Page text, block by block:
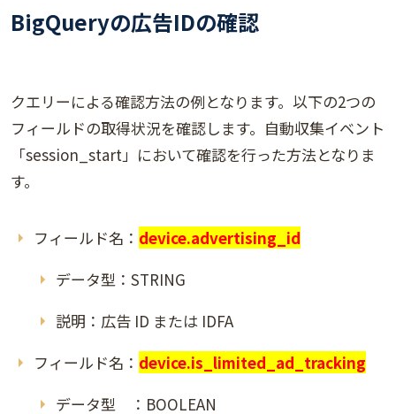
BigQueryの広告IDの確認
クエリーによる確認方法の例となります。以下の2つの
フィールドの取得状況を確認します。自動収集イベント
「session_start」において確認を行った方法となりま
す。
フィールド名： device.advertising_id
データ型：STRING
説明：広告 ID または IDFA
フィールド名： device.is_limited_ad_tracking
データ型 ：BOOLEAN